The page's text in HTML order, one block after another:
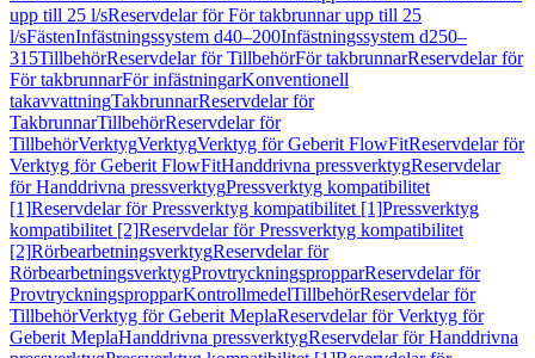
upp till 25 l/sReservdelar för För takbrunnar upp till 25
l/sFästenInfästningssystem d40–200Infästningssystem d250–
315TillbehörReservdelar för TillbehörFör takbrunnarReservdelar för
För takbrunnarFör infästningarKonventionell
takavvattningTakbrunnarReservdelar för
TakbrunnarTillbehörReservdelar för
TillbehörVerktygVerktygVerktyg för Geberit FlowFitReservdelar för
Verktyg för Geberit FlowFitHanddrivna pressverktygReservdelar
för Handdrivna pressverktygPressverktyg kompatibilitet
[1]Reservdelar för Pressverktyg kompatibilitet [1]Pressverktyg
kompatibilitet [2]Reservdelar för Pressverktyg kompatibilitet
[2]RörbearbetningsverktygReservdelar för
RörbearbetningsverktygProvtryckningspropparReservdelar för
ProvtryckningspropparKontrollmedelTillbehörReservdelar för
TillbehörVerktyg för Geberit MeplaReservdelar för Verktyg för
Geberit MeplaHanddrivna pressverktygReservdelar för Handdrivna